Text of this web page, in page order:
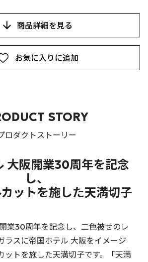
お気に入りに追加
商品詳細を見る
STORY
ロダクトストーリー
大阪開業30周年を記念
し、
ットを施した天満切子
業30周年を記念し、二色被せのレ
ラスに帝国ホテル 大阪をイメージ
ットを施した天満切子です。「天満